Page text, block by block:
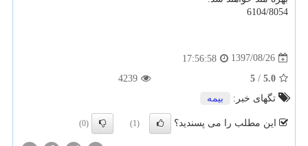
6104/8054
1397/08/26
17:56:58
5.0
/
5
4239
تگهای خبر:
بیمه
این مطلب را می پسندید؟ (1)
(0)